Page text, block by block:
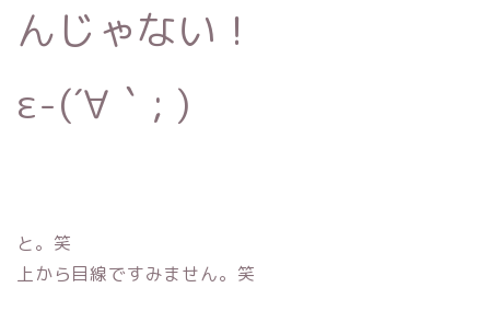
んじゃない！
ε-(´∀｀; )
と。笑
上から目線ですみません。笑